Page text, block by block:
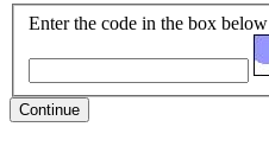
Enter the code in the box below
Continue